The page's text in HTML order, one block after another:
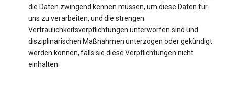
die Daten zwingend kennen müssen, um diese Daten für
uns zu verarbeiten, und die strengen
Vertraulichkeitsverpflichtungen unterworfen sind und
disziplinarischen Maßnahmen unterzogen oder gekündigt
werden können, falls sie diese Verpflichtungen nicht
einhalten.